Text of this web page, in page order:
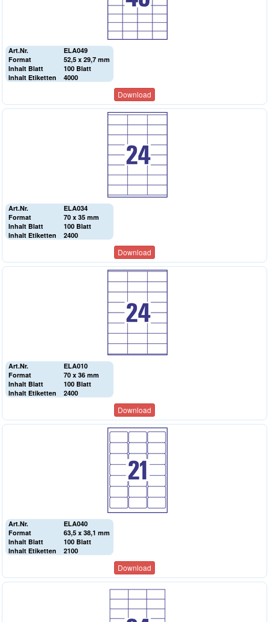
Art.Nr.
ELA049
Format
52,5 x 29,7 mm
Inhalt Blatt
100 Blatt
Inhalt Etiketten
4000
Download
Art.Nr.
ELA034
Format
70 x 35 mm
Inhalt Blatt
100 Blatt
Inhalt Etiketten
2400
Download
Art.Nr.
ELA010
Format
70 x 36 mm
Inhalt Blatt
100 Blatt
Inhalt Etiketten
2400
Download
Art.Nr.
ELA040
Format
63,5 x 38,1 mm
Inhalt Blatt
100 Blatt
Inhalt Etiketten
2100
Download